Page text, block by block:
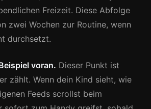
Freizeit. Diese Abfolge
zwei Wochen zur Routine, wenn
durchsetzt.
voran. Dieser Punkt ist
zählt. Wenn dein Kind sieht, wie
Feeds scrollst beim